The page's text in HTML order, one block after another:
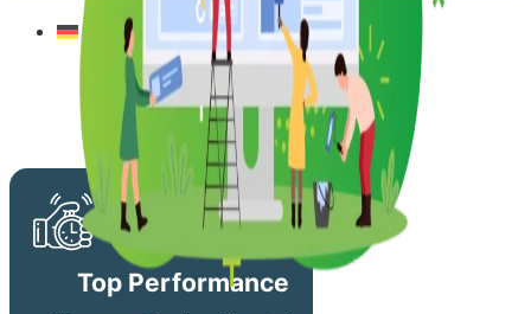
Deutsch
Top Performance